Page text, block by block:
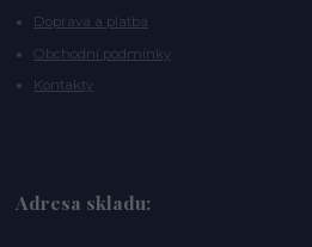
Doprava a platba
Obchodní podmínky
Kontakty
Adresa skladu: